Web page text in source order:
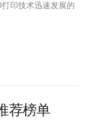
印技术迅速发展的
荐榜单